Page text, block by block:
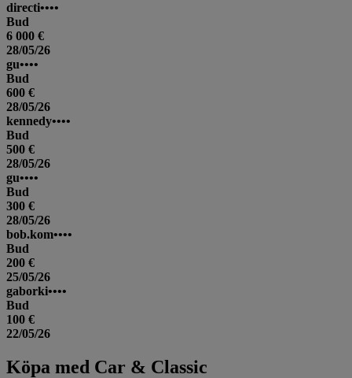
directi••••
Bud
6 000 €
28/05/26
gu••••
Bud
600 €
28/05/26
kennedy••••
Bud
500 €
28/05/26
gu••••
Bud
300 €
28/05/26
bob.kom••••
Bud
200 €
25/05/26
gaborki••••
Bud
100 €
22/05/26
Köpa med Car & Classic